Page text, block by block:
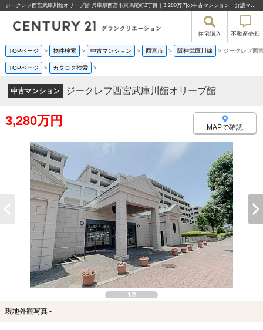
ジークレフ西宮武庫川館オリーブ館 兵庫県西宮市東鳴尾町2丁目｜3,280万円の中古マンション｜分譲マンション情報｜株式会社グランクリエーション
住宅購入 不動産売却
TOPページ > 物件検索 > 中古マンション > 西宮市 > 阪神武庫川線 > ジークレフ西
TOPページ > カタログ検索 >
中古マンション ジークレフ西宮武庫川館オリーブ館
3,280万円 MAPで確認
1/2
現地外観写真 -